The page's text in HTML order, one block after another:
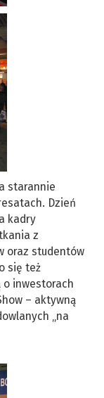
starannie
Dzień
kadry
z
oraz studentów
się też
o inwestorach
– aktywną
„na